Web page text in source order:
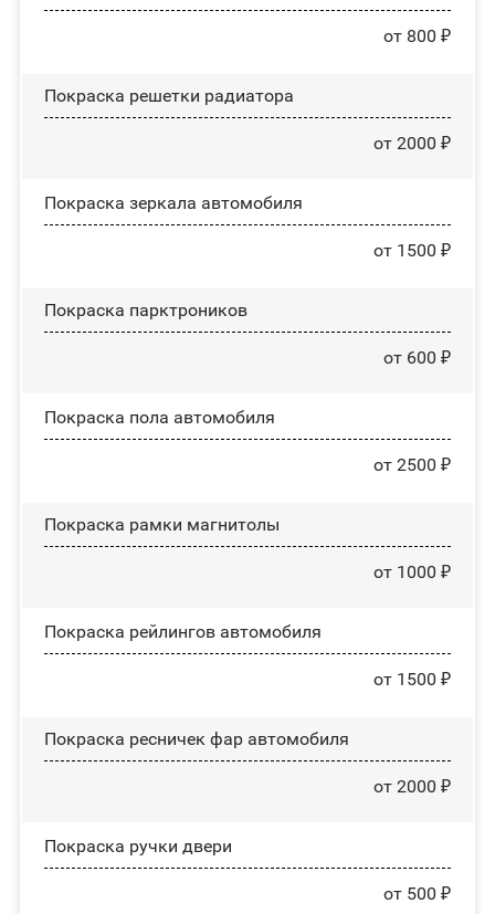
от 800 ₽
Покраска решетки радиатора
от 2000 ₽
Покраска зеркала автомобиля
от 1500 ₽
Покраска парктроников
от 600 ₽
Покраска пола автомобиля
от 2500 ₽
Покраска рамки магнитолы
от 1000 ₽
Покраска рейлингов автомобиля
от 1500 ₽
Покраска ресничек фар автомобиля
от 2000 ₽
Покраска ручки двери
от 500 ₽